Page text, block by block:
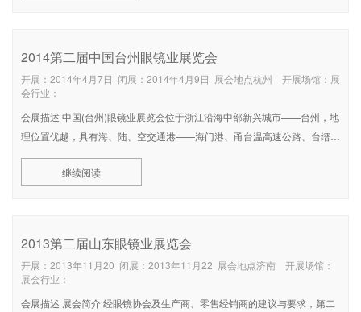
2014第二届中国台州眼镜业展览会
开展：2014年4月7日 闭展：2014年4月9日 展会地点杭州 开展场馆：展
会行业：
会展描述 中国(台州)眼镜业展览会位于浙江沿海中部新兴城市——台州，地
理位置优越，具有海、陆、空交通港——海门港、甬台温高速公路、台缙高
速、沈海高速、甬台温铁路、路桥机场，交通便捷、物质集、散迅速。 台
州杜桥镇特色经济明显，眼镜是杜桥最大的支柱产业，也是全国最大的眼镜
继续阅读
2013第二届山东眼镜业展览会
开展：2013年11月20 闭展：2013年11月22 展会地点济南 开展场馆：
展会行业：
会展描述 展会简介 经眼镜协会及生产商、零售经销商的建议与要求，第二